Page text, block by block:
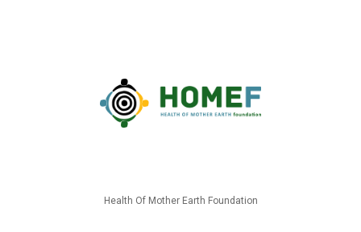
Health Of Mother Earth Foundation